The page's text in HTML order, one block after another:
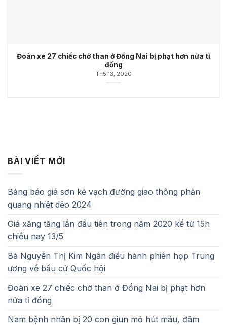
Đoàn xe 27 chiếc chở than ở Đồng Nai bị phạt hơn nửa tỉ
đồng
Th5 13, 2020
BÀI VIẾT MỚI
Bảng báo giá sơn kẻ vạch đường giao thông phản
quang nhiệt dẻo 2024
Giá xăng tăng lần đầu tiên trong năm 2020 kể từ 15h
chiều nay 13/5
Bà Nguyễn Thị Kim Ngân điều hành phiên họp Trung
ương về bầu cử Quốc hội
Đoàn xe 27 chiếc chở than ở Đồng Nai bị phạt hơn
nửa tỉ đồng
Nam bệnh nhân bị 20 con giun mỏ hút máu, đâm